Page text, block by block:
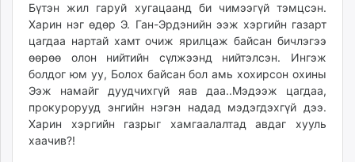
Бүтэн жил гаруй хугацаанд би чимээгүй тэмцсэн.
Харин нэг өдөр Э. Ган-Эрдэнийн ээж хэргийн газарт
цагдаа нартай хамт очиж ярилцаж байсан бичлэгээ
өөрөө олон нийтийн сүлжээнд нийтэлсэн. Ингэж
болдог юм уу, Болох байсан бол амь хохирсон охины
Ээж намайг дуудчихгүй яав даа..Мэдээж цагдаа,
прокурорууд энгийн нэгэн надад мэдэгдэхгүй дээ.
Харин хэргийн газрыг хамгаалалтад авдаг хууль
хаачив?!